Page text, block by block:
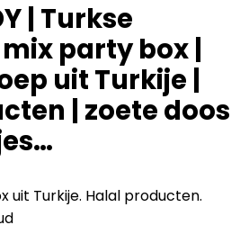
| Turkse
party box |
uit Turkije |
| zoete doos
uit Turkije. Halal producten.